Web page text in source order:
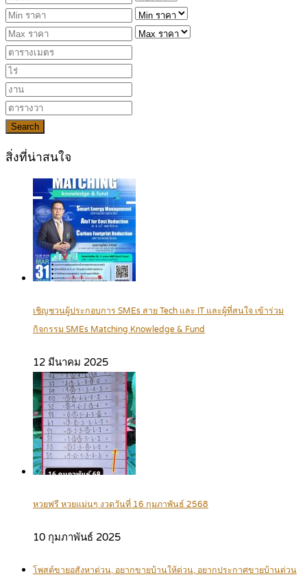
Search
สิ่งที่น่าสนใจ
เชิญชวนผู้ประกอบการ SMEs สาย Tech และ IT และผู้ที่สนใจ เข้าร่วม
กิจกรรม SMEs Matching Knowledge & Fund
12 มีนาคม 2025
หวยฟรี หวยแม่นๆ งวดวันที่ 16 กุมภาพันธ์ 2568
10 กุมภาพันธ์ 2025
โพสต์ขายอสังหาด่วน, อยากขายบ้านให้ด่วน, อยากประกาศขายบ้านด่วน